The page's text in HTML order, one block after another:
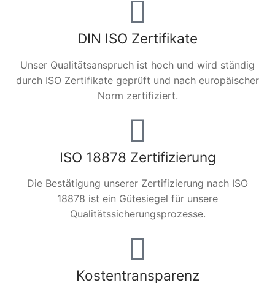
DIN ISO Zertifikate
Unser Qualitätsanspruch ist hoch und wird ständig
durch ISO Zertifikate geprüft und nach europäischer
Norm zertifiziert.
ISO 18878 Zertifizierung
Die Bestätigung unserer Zertifizierung nach ISO
18878 ist ein Gütesiegel für unsere
Qualitätssicherungsprozesse.
Kostentransparenz